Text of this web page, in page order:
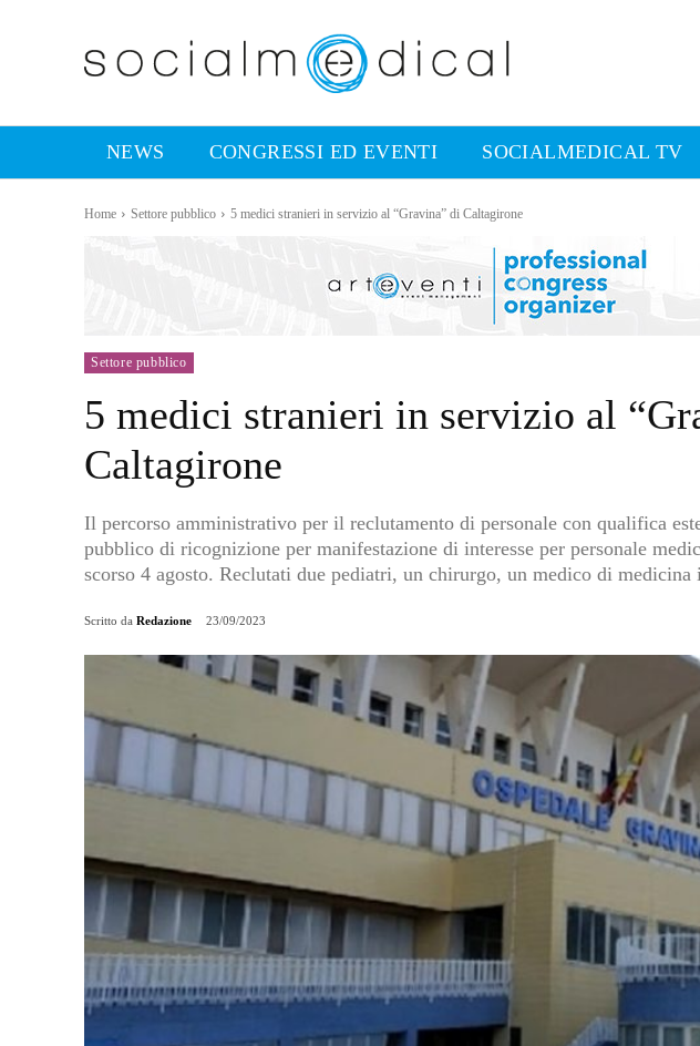
NEWS CONGRESSI ED EVENTI SOCIALMEDICAL TV
Home Settore pubblico 5 medici stranieri in servizio al “Gravina” di Caltagirone
Settore pubblico
5 medici stranieri in servizio al
Caltagirone
Il percorso amministrativo per il reclutamento di personale con qualifica
pubblico di ricognizione per manifestazione di interesse per personale
scorso 4 agosto. Reclutati due pediatri, un chirurgo, un medico di
Scritto da Redazione 23/09/2023